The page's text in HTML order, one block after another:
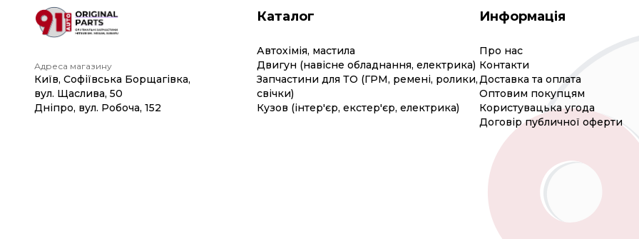
Адреса магазину
Київ, Софіївська Борщагівка,
вул. Щаслива, 50
Дніпро, вул. Робоча, 152
Каталог
Автохімія, мастила
Двигун (навісне обладнання, електрика)
Запчастини для ТО (ГРМ, ремені, ролики,
свічки)
Кузов (інтер'єр, екстер'єр, електрика)
Информація
Про нас
Контакти
Доставка та оплата
Оптовим покупцям
Користувацька угода
Договір публичної оферти